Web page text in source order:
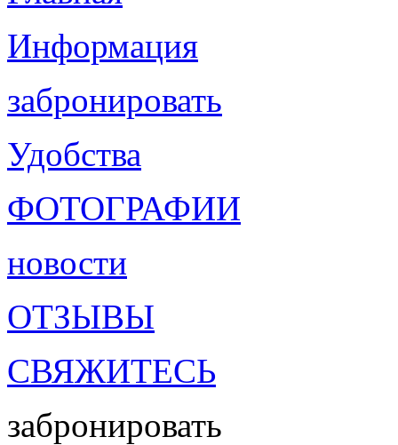
Информация
забронировать
Удобства
ФОТОГРАФИИ
новости
ОТЗЫВЫ
СВЯЖИТЕСЬ
забронировать